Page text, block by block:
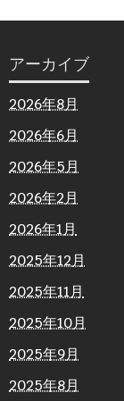
アーカイブ
2026年8月
2026年6月
2026年5月
2026年2月
2026年1月
2025年12月
2025年11月
2025年10月
2025年9月
2025年8月